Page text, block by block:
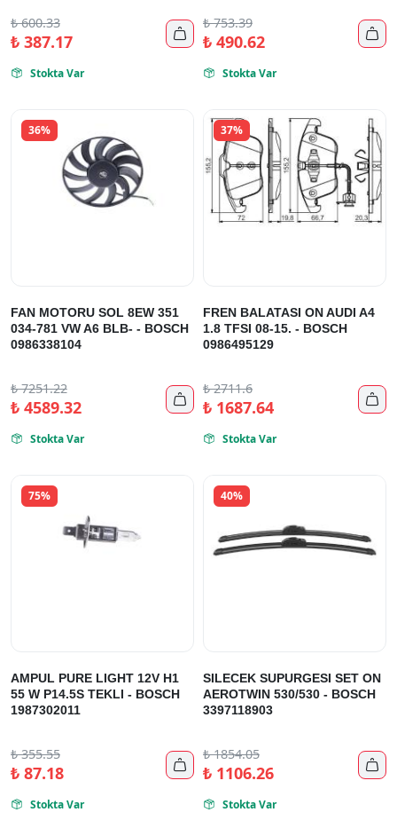
₺600.33
₺387.17 
 Stokta Var
₺753.39
₺490.62 
 Stokta Var
36%
FAN MOTORU SOL 8EW 351
034-781 VW A6 BLB- - BOSCH
0986338104
₺7251.22
₺4589.32 
 Stokta Var
37%
FREN BALATASI ON AUDI A4
1.8 TFSI 08-15. - BOSCH
0986495129
₺2711.6
₺1687.64 
 Stokta Var
75%
AMPUL PURE LIGHT 12V H1
55 W P14.5S TEKLI - BOSCH
1987302011
₺355.55
₺87.18 
 Stokta Var
40%
SILECEK SUPURGESI SET ON
AEROTWIN 530/530 - BOSCH
3397118903
₺1854.05
₺1106.26 
 Stokta Var